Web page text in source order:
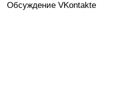
Обсуждение VKontakte